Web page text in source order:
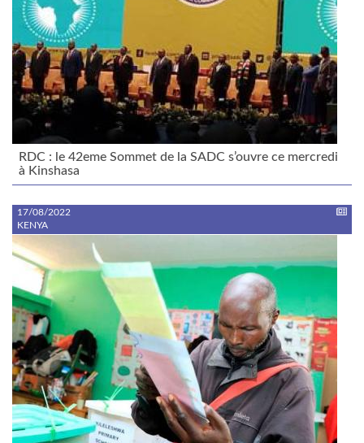
RDC : le 42eme Sommet de la SADC s’ouvre ce mercredi
à Kinshasa
17/08/2022
KENYA